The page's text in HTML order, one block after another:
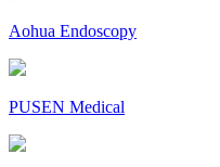
Aohua Endoscopy
PUSEN Medical